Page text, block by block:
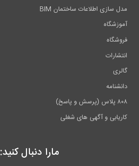
مدل سازی اطلاعات ساختمان BIM
آموزشگاه
فروشگاه
انتشارات
گالری
دانشنامه
۸۰۸ پلاس (پرسش و پاسخ)
کاریابی و آگهی های شغلی
مارا دنبال کنید: